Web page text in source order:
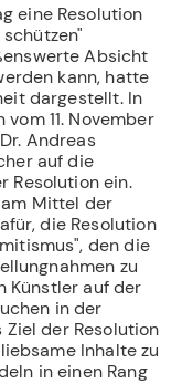
eine Resolution
Absicht
kann, hatte
dargestellt. In
11. November
Andreas
auf die
Resolution ein.
Mittel der
die Resolution
den die
zu
Künstler auf der
in der
Ziel der Resolution
Inhalte zu
in einen Rang